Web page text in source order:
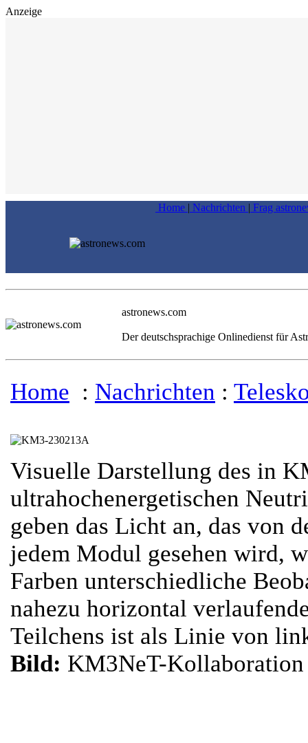
Anzeige
Home | Nachrichten | Frag
astronews.com
Der deutschsprachige Onlinedienst für
Home : Nachrichten :
Visuelle Darstellung des in
ultrahochenergetischen
geben das Licht an, das von
jedem Modul gesehen wird,
Farben unterschiedliche
nahezu horizontal
Teilchens ist als Linie von
Bild: KM3NeT-Kollaboration